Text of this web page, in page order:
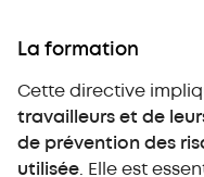
La formation
Cette directive
travailleurs et de
de prévention des
utilisée . Elle est